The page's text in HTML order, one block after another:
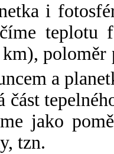
i
a
část
jako
tzn.